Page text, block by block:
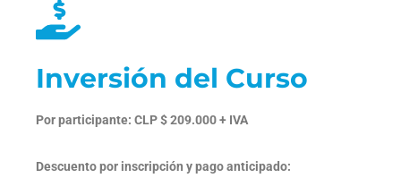
Inversión del Curso
Por participante: CLP $ 209.000 + IVA
Descuento por inscripción y pago anticipado: